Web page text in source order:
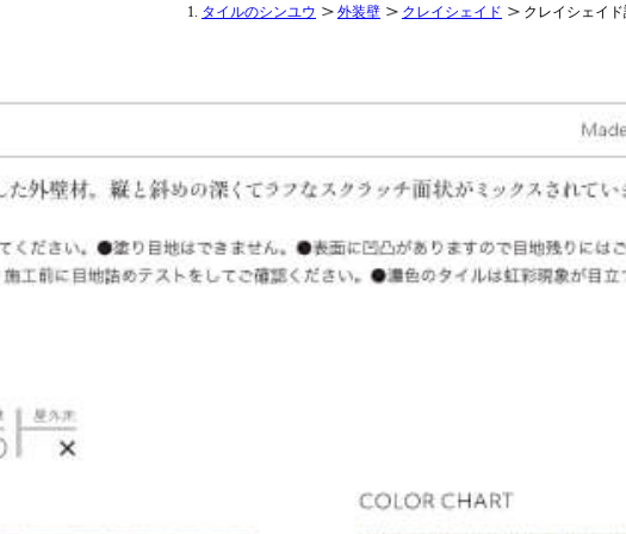
タイルのシンユウ 外装壁 クレイシェイド クレイシェイ